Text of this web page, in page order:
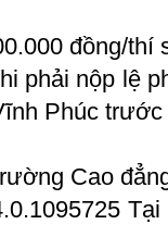
đồng/thí
nộp lệ phí
Phúc
Cao đẳng
Tại